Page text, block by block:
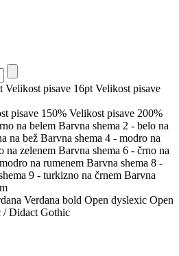
Velikost pisave 16pt Velikost pisave
pisave 150% Velikost pisave 200%
na belem Barvna shema 2 - belo na
na bež Barvna shema 4 - modro na
na zelenem Barvna shema 6 - črno na
na rumenem Barvna shema 8 -
9 - turkizno na črnem Barvna
Verdana bold Open dyslexic Open
/ Didact Gothic